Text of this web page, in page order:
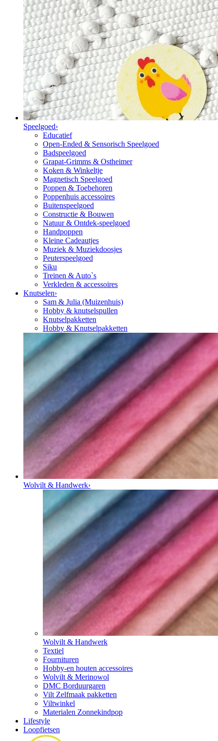
Speelgoed›
Educatief
Open-Ended & Sensorisch Speelgoed
Badspeelgoed
Grapat-Grimms & Ostheimer
Koken & Winkeltje
Magnetisch Speelgoed
Poppen & Toebehoren
Poppenhuis accessoires
Buitenspeelgoed
Constructie & Bouwen
Natuur & Ontdek-speelgoed
Handpoppen
Kleine Cadeautjes
Muziek & Muziekdoosjes
Peuterspeelgoed
Siku
Treinen & Auto`s
Verkleden & accessoires
Knutselen›
Sam & Julia (Muizenhuis)
Hobby & knutselspullen
Knutselpakketten
Hobby & Knutselpakketten
Wolvilt & Handwerk›
Wolvilt & Handwerk
Textiel
Fournituren
Hobby-en houten accessoires
Wolvilt & Merinowol
DMC Borduurgaren
Vilt Zelfmaak pakketten
Viltwinkel
Materialen Zonnekindpop
Lifestyle
Loopfietsen